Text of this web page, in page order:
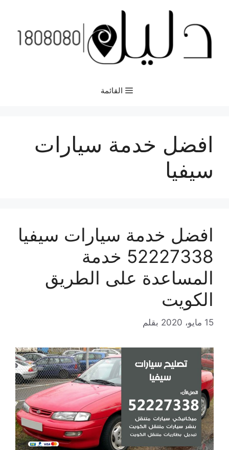
المحتوى
القائمة
افضل خدمة سيارات
سيفيا
افضل خدمة سيارات سيفيا
52227338 خدمة
المساعدة على الطريق
الكويت
15 مايو، 2020 بقلم